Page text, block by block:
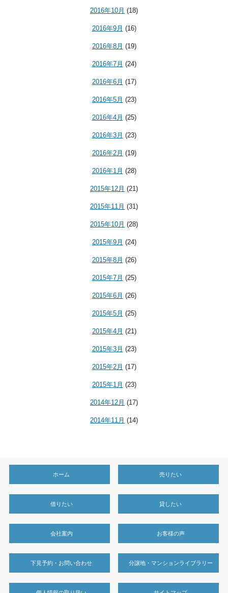
2016年10月 (18)
2016年9月 (16)
2016年8月 (19)
2016年7月 (24)
2016年6月 (17)
2016年5月 (23)
2016年4月 (25)
2016年3月 (23)
2016年2月 (19)
2016年1月 (28)
2015年12月 (21)
2015年11月 (31)
2015年10月 (28)
2015年9月 (24)
2015年8月 (26)
2015年7月 (25)
2015年6月 (26)
2015年5月 (25)
2015年4月 (21)
2015年3月 (23)
2015年2月 (17)
2015年1月 (23)
2014年12月 (17)
2014年11月 (14)
ホーム 売りたい
借りたい 貸したい
会社案内 お客様の声
下見予約・お問い合わせ 分譲地・マンションライブラリー